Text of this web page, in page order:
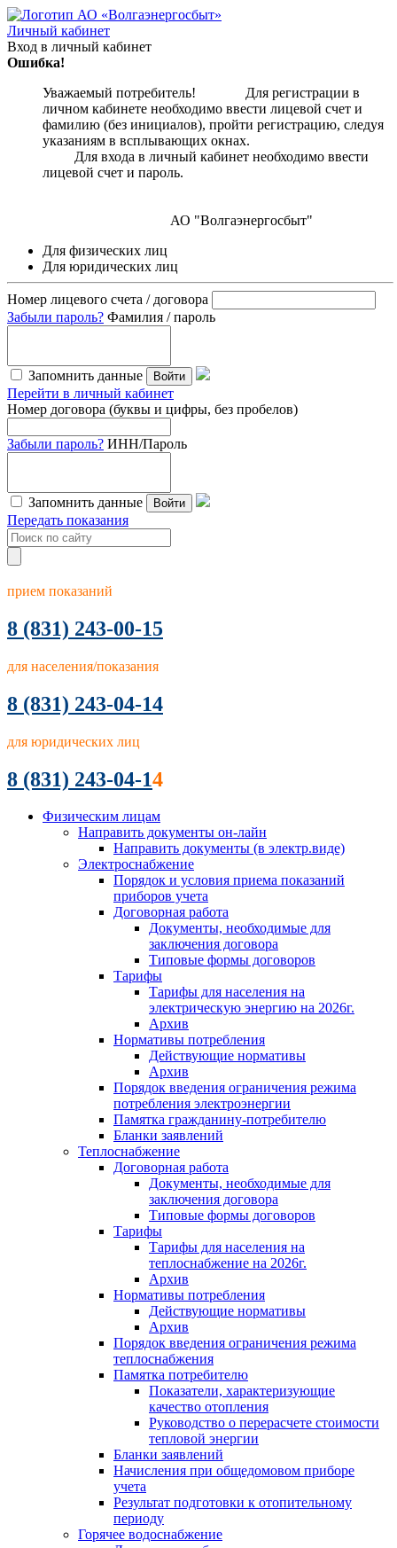
Личный кабинет
Вход в личный кабинет
Ошибка!
Уважаемый потребитель! Для регистрации в
личном кабинете необходимо ввести лицевой счет и
фамилию (без инициалов), пройти регистрацию, следуя
указаниям в всплывающих окнах.
Для входа в личный кабинет необходимо ввести
лицевой счет и пароль.
АО "Волгаэнергосбыт"
Для физических лиц
Для юридических лиц
Номер лицевого счета / договора
Забыли пароль? Фамилия / пароль
Запомнить данные Войти
Перейти в личный кабинет
Номер договора (буквы и цифры, без пробелов)
Забыли пароль? ИНН/Пароль
Запомнить данные Войти
Передать показания
прием показаний
8 (831) 243-00-15
для населения/показания
8 (831) 243-04-14
для юридических лиц
8 (831) 243-04-14
Физическим лицам
Направить документы он-лайн
Направить документы (в электр.виде)
Электроснабжение
Порядок и условия приема показаний
приборов учета
Договорная работа
Документы, необходимые для
заключения договора
Типовые формы договоров
Тарифы
Тарифы для населения на
электрическую энергию на 2026г.
Архив
Нормативы потребления
Действующие нормативы
Архив
Порядок введения ограничения режима
потребления электроэнергии
Памятка гражданину-потребителю
Бланки заявлений
Теплоснабжение
Договорная работа
Документы, необходимые для
заключения договора
Типовые формы договоров
Тарифы
Тарифы для населения на
теплоснабжение на 2026г.
Архив
Нормативы потребления
Действующие нормативы
Архив
Порядок введения ограничения режима
теплоснабжения
Памятка потребителю
Показатели, характеризующие
качество отопления
Руководство о перерасчете стоимости
тепловой энергии
Бланки заявлений
Начисления при общедомовом приборе
учета
Результат подготовки к отопительному
периоду
Горячее водоснабжение